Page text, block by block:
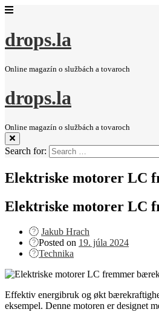
drops.la
Online magazín o službách a tovaroch
drops.la
Online magazín o službách a tovaroch
Search for:
Elektriske motorer LC
Elektriske motorer LC
Jakub Hrach
Posted on 19. júla 2024
Technika
Effektiv energibruk og økt
eksempel. Denne motoren er designet